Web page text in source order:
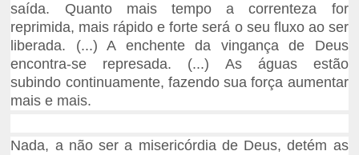
saída. Quanto mais tempo a correnteza for
reprimida, mais rápido e forte será o seu fluxo ao ser
liberada. (...) A enchente da vingança de Deus
encontra-se represada. (...) As águas estão
subindo continuamente, fazendo sua força aumentar
mais e mais.
Nada, a não ser a misericórdia de Deus, detém as